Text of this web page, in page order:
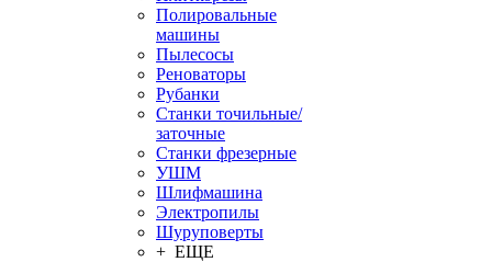
Полировальные
машины
Пылесосы
Реноваторы
Рубанки
Станки точильные/
заточные
Станки фрезерные
УШМ
Шлифмашина
Электропилы
Шуруповерты
+ ЕЩЕ